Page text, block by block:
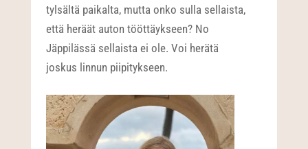
tylsältä paikalta, mutta onko sulla sellaista,
että heräät auton tööttäykseen? No
Jäppilässä sellaista ei ole. Voi herätä
joskus linnun piipitykseen.